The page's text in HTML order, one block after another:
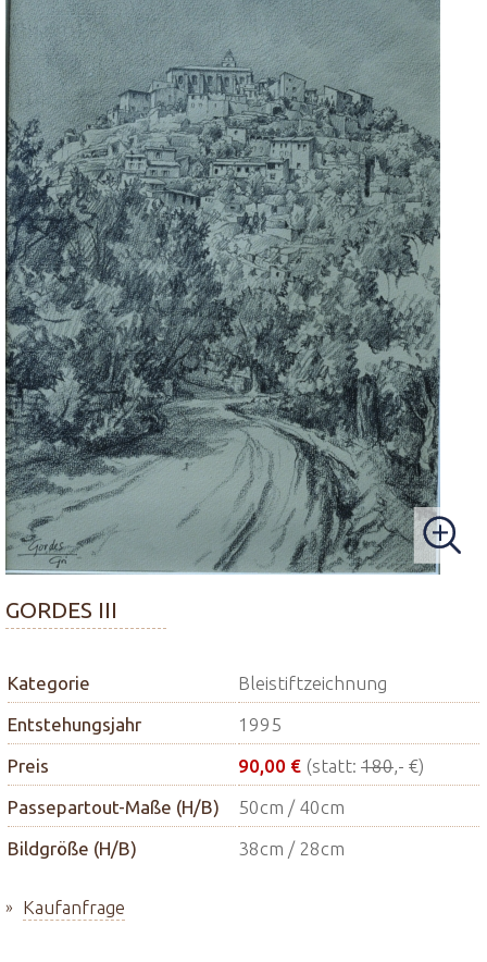
GORDES III
Kategorie
Bleistiftzeichnung
Entstehungsjahr
1995
Preis
90,00 € (statt: 180,- €)
Passepartout-Maße (H/B)
50cm / 40cm
Bildgröße (H/B)
38cm / 28cm
Kaufanfrage